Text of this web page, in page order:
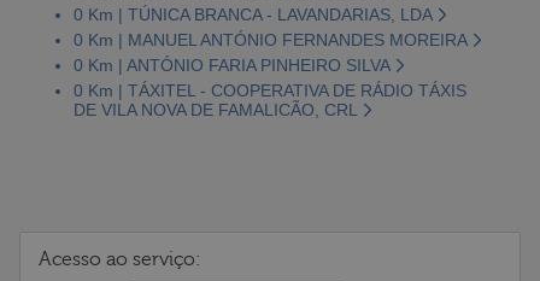
0 Km | TÚNICA BRANCA - LAVANDARIAS, LDA
0 Km | MANUEL ANTÓNIO FERNANDES MOREIRA
0 Km | ANTÓNIO FARIA PINHEIRO SILVA
0 Km | TÁXITEL - COOPERATIVA DE RÁDIO TÁXIS
DE VILA NOVA DE FAMALICÃO, CRL
Acesso ao serviço: